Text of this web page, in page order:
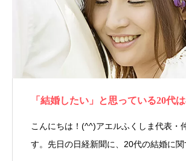
「結婚したい」と思っている20代
こんにちは！(^^)アエルふくしま代表・
す。先日の日経新聞に、20代の結婚に関